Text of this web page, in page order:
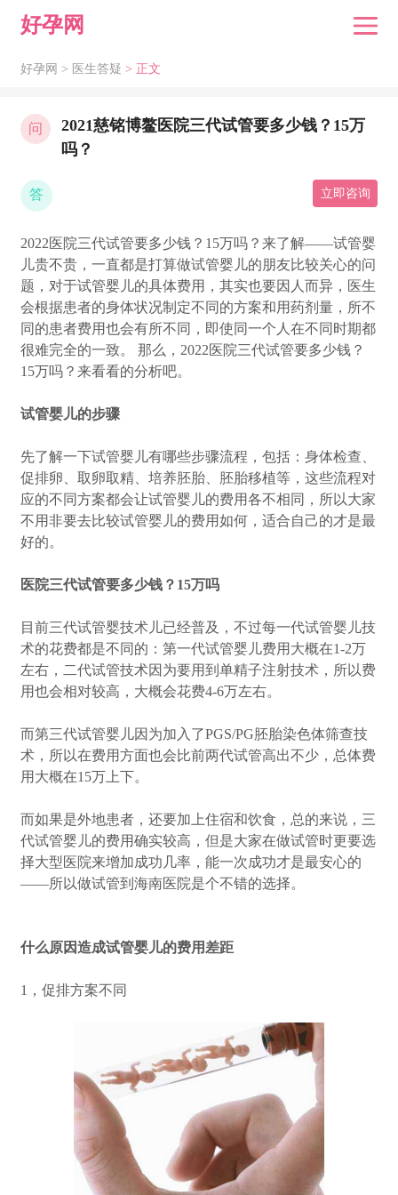
好孕网
好孕网 > 医生答疑 > 正文
问
2021慈铭博鳌医院三代试管要多少钱？15万
吗？
答 立即咨询
2022医院三代试管要多少钱？15万吗？来了解——试管婴
儿贵不贵，一直都是打算做试管婴儿的朋友比较关心的问
题，对于试管婴儿的具体费用，其实也要因人而异，医生
会根据患者的身体状况制定不同的方案和用药剂量，所不
同的患者费用也会有所不同，即使同一个人在不同时期都
很难完全的一致。 那么，2022医院三代试管要多少钱？
15万吗？来看看的分析吧。
试管婴儿的步骤
先了解一下试管婴儿有哪些步骤流程，包括：身体检查、
促排卵、取卵取精、培养胚胎、胚胎移植等，这些流程对
应的不同方案都会让试管婴儿的费用各不相同，所以大家
不用非要去比较试管婴儿的费用如何，适合自己的才是最
好的。
医院三代试管要多少钱？15万吗
目前三代试管婴技术儿已经普及，不过每一代试管婴儿技
术的花费都是不同的：第一代试管婴儿费用大概在1-2万
左右，二代试管技术因为要用到单精子注射技术，所以费
用也会相对较高，大概会花费4-6万左右。
而第三代试管婴儿因为加入了PGS/PG胚胎染色体筛查技
术，所以在费用方面也会比前两代试管高出不少，总体费
用大概在15万上下。
而如果是外地患者，还要加上住宿和饮食，总的来说，三
代试管婴儿的费用确实较高，但是大家在做试管时更要选
择大型医院来增加成功几率，能一次成功才是最安心的
——所以做试管到海南医院是个不错的选择。
什么原因造成试管婴儿的费用差距
1，促排方案不同